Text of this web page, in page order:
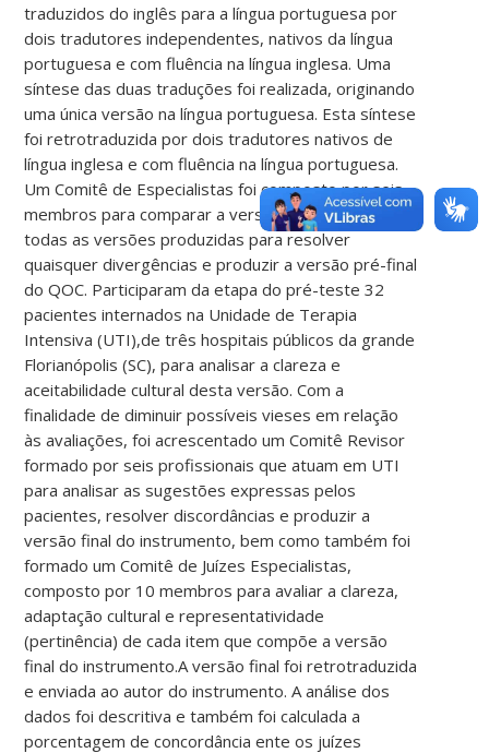
traduzidos do inglês para a língua portuguesa por
dois tradutores independentes, nativos da língua
portuguesa e com fluência na língua inglesa. Uma
síntese das duas traduções foi realizada, originando
uma única versão na língua portuguesa. Esta síntese
foi retrotraduzida por dois tradutores nativos de
língua inglesa e com fluência na língua portuguesa.
Um Comitê de Especialistas foi composto por seis
membros para comparar a versão original com
todas as versões produzidas para resolver
quaisquer divergências e produzir a versão pré-final
do QOC. Participaram da etapa do pré-teste 32
pacientes internados na Unidade de Terapia
Intensiva (UTI),de três hospitais públicos da grande
Florianópolis (SC), para analisar a clareza e
aceitabilidade cultural desta versão. Com a
finalidade de diminuir possíveis vieses em relação
às avaliações, foi acrescentado um Comitê Revisor
formado por seis profissionais que atuam em UTI
para analisar as sugestões expressas pelos
pacientes, resolver discordâncias e produzir a
versão final do instrumento, bem como também foi
formado um Comitê de Juízes Especialistas,
composto por 10 membros para avaliar a clareza,
adaptação cultural e representatividade
(pertinência) de cada item que compõe a versão
final do instrumento.A versão final foi retrotraduzida
e enviada ao autor do instrumento. A análise dos
dados foi descritiva e também foi calculada a
porcentagem de concordância ente os juízes